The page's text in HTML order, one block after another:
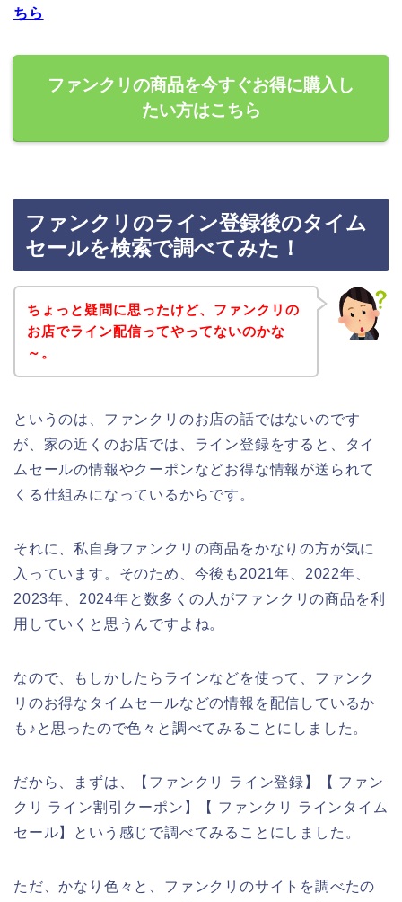
ちら
ファンクリの商品を今すぐお得に購入し
たい方はこちら
ファンクリのライン登録後のタイム
セールを検索で調べてみた！
ちょっと疑問に思ったけど、ファンクリの
お店でライン配信ってやってないのかな
～。
というのは、ファンクリのお店の話ではないのです
が、家の近くのお店では、ライン登録をすると、タイ
ムセールの情報やクーポンなどお得な情報が送られて
くる仕組みになっているからです。
それに、私自身ファンクリの商品をかなりの方が気に
入っています。そのため、今後も2021年、2022年、
2023年、2024年と数多くの人がファンクリの商品を利
用していくと思うんですよね。
なので、もしかしたらラインなどを使って、ファンク
リのお得なタイムセールなどの情報を配信しているか
も♪と思ったので色々と調べてみることにしました。
だから、まずは、【ファンクリ ライン登録】【 ファン
クリ ライン割引クーポン】【 ファンクリ ラインタイム
セール】という感じで調べてみることにしました。
ただ、かなり色々と、ファンクリのサイトを調べたの